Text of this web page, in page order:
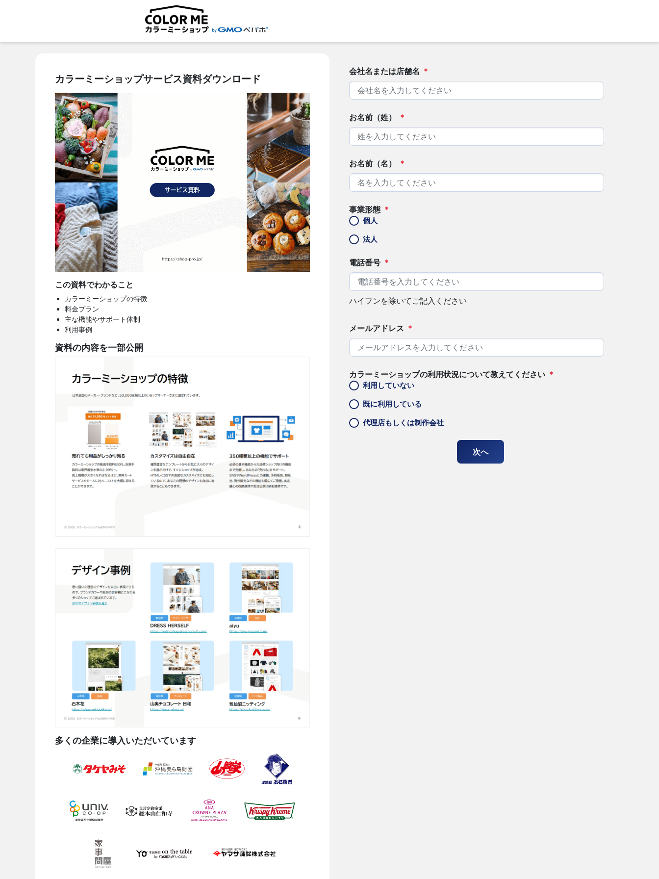
カラーミーショップサービス資料ダウンロード
この資料でわかること
カラーミーショップの特徴
料金プラン
主な機能やサポート体制
利用事例
資料の内容を一部公開
多くの企業に導入いただいています
会社名または店舗名 *
お名前（姓） *
お名前（名） *
事業形態 *
個人
法人
電話番号 *
ハイフンを除いてご記入ください
メールアドレス *
カラーミーショップの利用状況について教えてください *
利用していない
既に利用している
代理店もしくは制作会社